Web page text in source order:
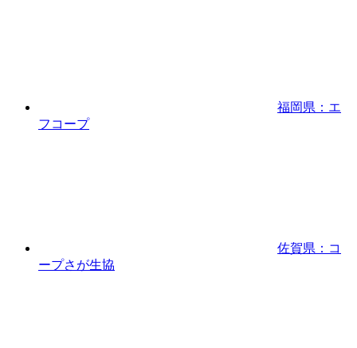
福岡県：エ
フコープ
佐賀県：コ
ープさが生協